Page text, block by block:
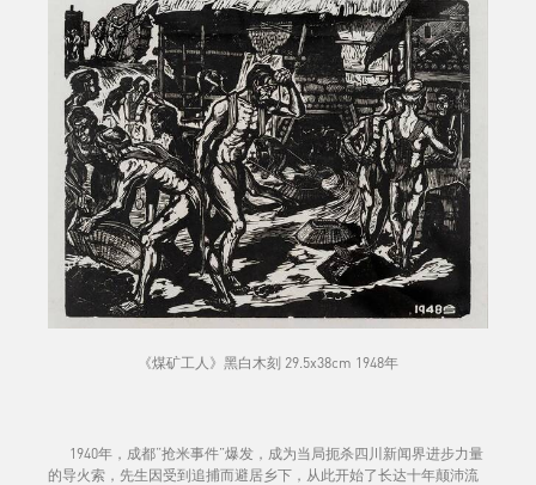
《煤矿工人》黑白木刻 29.5x38cm 1948年
1940年，成都“抢米事件”爆发，成为当局扼杀四川新闻界进步力量
的导火索，先生因受到追捕而避居乡下，从此开始了长达十年颠沛流